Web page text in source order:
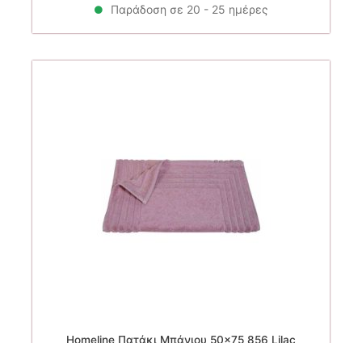
14.90€.είναι:
11.92€.
Παράδοση σε 20 - 25 ημέρες
Homeline Πατάκι Μπάνιου 50×75 856 Lilac